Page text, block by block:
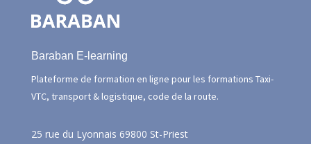
Baraban E-learning
Plateforme de formation en ligne pour les formations Taxi-
VTC, transport & logistique, code de la route.
25 rue du Lyonnais 69800 St-Priest